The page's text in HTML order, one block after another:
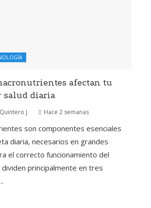
afectan tu
salud diaria
J. Hace 2 semanas
son componentes esenciales
diaria, necesarios en grandes
el correcto funcionamiento del
dividen principalmente en tres